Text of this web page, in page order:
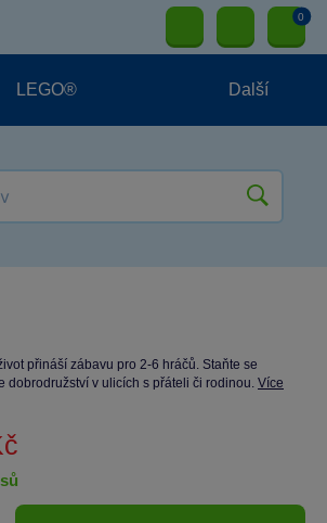
0
LEGO® Další
přináší zábavu pro 2-6 hráčů. Staňte se
dobrodružství v ulicích s přáteli či rodinou. Více